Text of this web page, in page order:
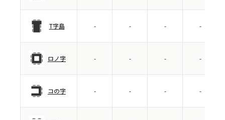
T字島 - - - -
ロノ字 - - - -
コの字 - - - -